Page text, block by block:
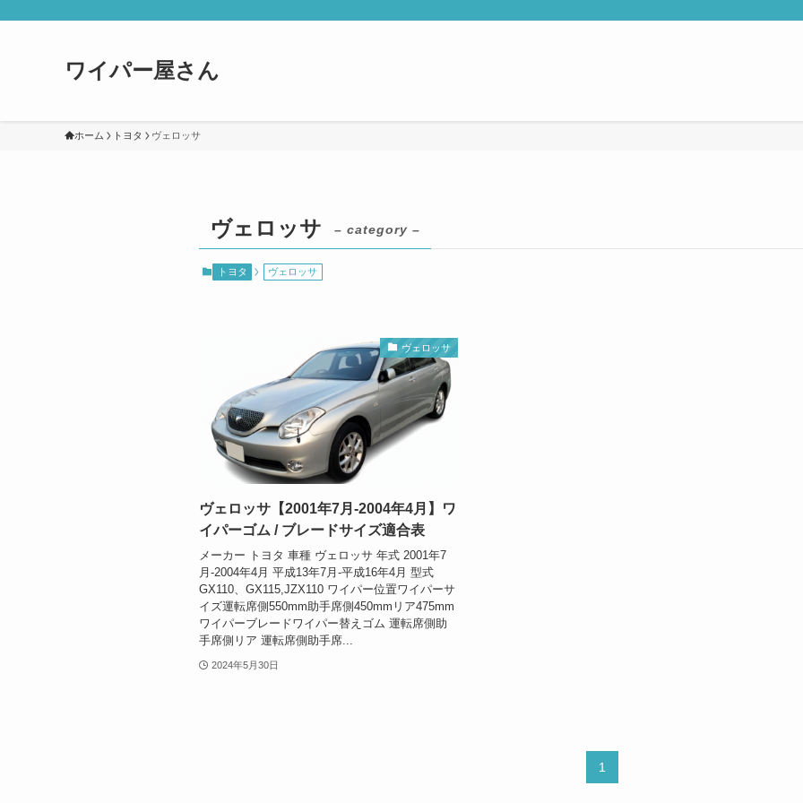
ワイパー屋さん
ホーム トヨタ ヴェロッサ
ヴェロッサ – category –
トヨタ ヴェロッサ
ヴェロッサ
ヴェロッサ【2001年7月-2004年4月】ワ
イパーゴム / ブレードサイズ適合表
メーカー トヨタ 車種 ヴェロッサ 年式 2001年7
月-2004年4月 平成13年7月-平成16年4月 型式
GX110、GX115,JZX110 ワイパー位置ワイパーサ
イズ運転席側550mm助手席側450mmリア475mm
ワイパーブレードワイパー替えゴム 運転席側助
手席側リア 運転席側助手席...
2024年5月30日
1